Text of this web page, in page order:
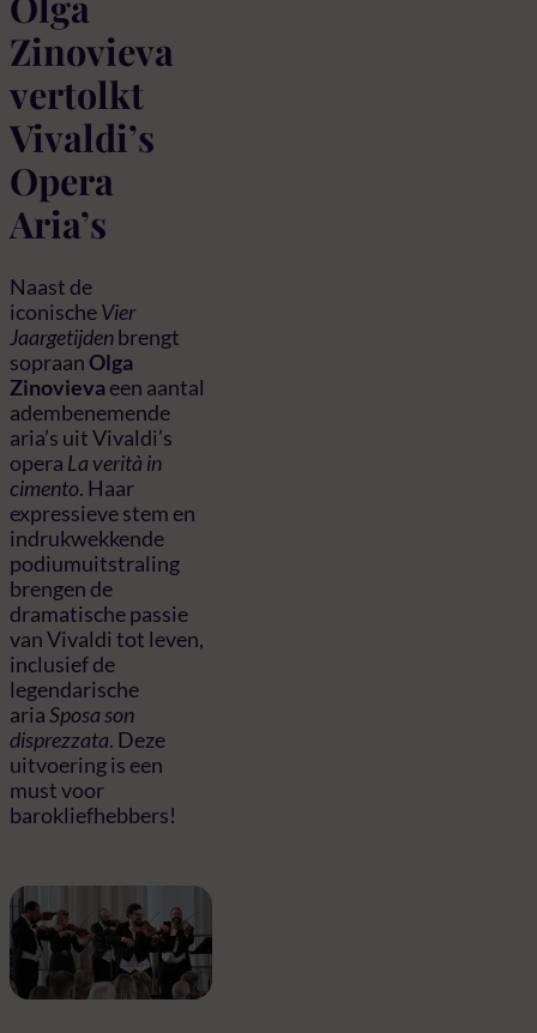
Zinovieva
vertolkt
Vivaldi’s
Opera
Aria’s
Naast de
iconischeVier
Jaargetijdenbrengt
sopraanOlga
Zinovievaeen aantal
adembenemende
aria’s uit Vivaldi’s
opera La verità in
cimento. Haar
expressieve stem en
indrukwekkende
podiumuitstraling
brengen de
dramatische passie
van Vivaldi tot leven,
inclusief de
legendarische
ariaSposa son
disprezzata. Deze
uitvoering is een
must voor
barokliefhebbers!